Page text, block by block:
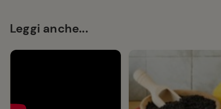
Leggi anche...